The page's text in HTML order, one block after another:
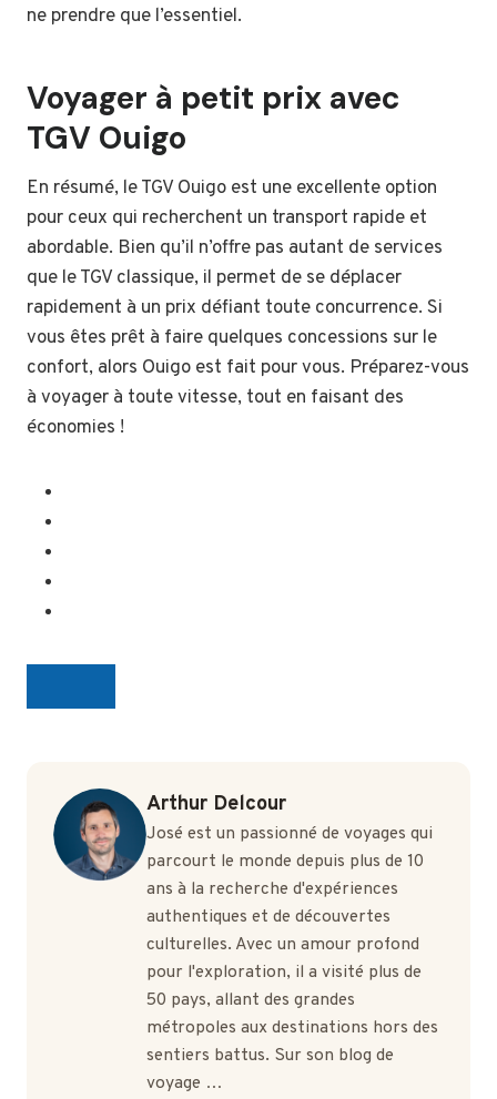
ne prendre que l’essentiel.
Voyager à petit prix avec
TGV Ouigo
En résumé, le TGV Ouigo est une excellente option
pour ceux qui recherchent un transport rapide et
abordable. Bien qu’il n’offre pas autant de services
que le TGV classique, il permet de se déplacer
rapidement à un prix défiant toute concurrence. Si
vous êtes prêt à faire quelques concessions sur le
confort, alors Ouigo est fait pour vous. Préparez-vous
à voyager à toute vitesse, tout en faisant des
économies !
Arthur Delcour
José est un passionné de voyages qui
parcourt le monde depuis plus de 10
ans à la recherche d'expériences
authentiques et de découvertes
culturelles. Avec un amour profond
pour l'exploration, il a visité plus de
50 pays, allant des grandes
métropoles aux destinations hors des
sentiers battus. Sur son blog de
voyage …